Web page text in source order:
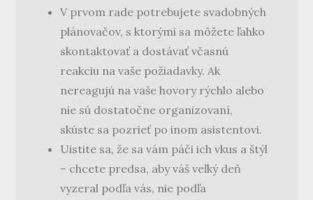
V prvom rade potrebujete svadobných
plánovačov, s ktorými sa môžete ľahko
skontaktovať a dostávať včasnú
reakciu na vaše požiadavky. Ak
nereagujú na vaše hovory rýchlo alebo
nie sú dostatočne organizovaní,
skúste sa pozrieť po inom asistentovi.
Uistite sa, že sa vám páči ich vkus a štýl
– chcete predsa, aby váš veľký deň
vyzeral podľa vás, nie podľa